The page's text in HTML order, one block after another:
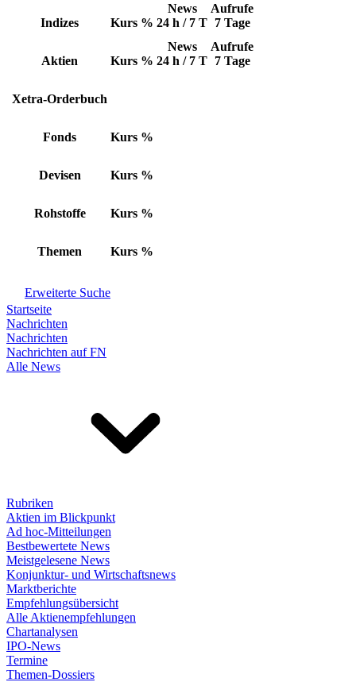
Indizes Kurs %
News
24 h / 7 T
Aufrufe
7 Tage
Aktien Kurs %
News
24 h / 7 T
Aufrufe
7 Tage
Xetra-Orderbuch
Fonds Kurs %
Devisen Kurs %
Rohstoffe Kurs %
Themen Kurs %
Erweiterte Suche
Startseite
Nachrichten
Nachrichten
Nachrichten auf FN
Alle News
Rubriken
Aktien im Blickpunkt
Ad hoc-Mitteilungen
Bestbewertete News
Meistgelesene News
Konjunktur- und Wirtschaftsnews
Marktberichte
Empfehlungsübersicht
Alle Aktienempfehlungen
Chartanalysen
IPO-News
Termine
Themen-Dossiers